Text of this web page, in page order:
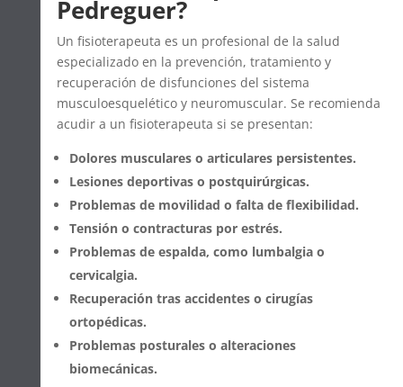
Pedreguer?
Un fisioterapeuta es un profesional de la salud
especializado en la prevención, tratamiento y
recuperación de disfunciones del sistema
musculoesquelético y neuromuscular. Se recomienda
acudir a un fisioterapeuta si se presentan:
Dolores musculares o articulares persistentes.
Lesiones deportivas o postquirúrgicas.
Problemas de movilidad o falta de flexibilidad.
Tensión o contracturas por estrés.
Problemas de espalda, como lumbalgia o
cervicalgia.
Recuperación tras accidentes o cirugías
ortopédicas.
Problemas posturales o alteraciones
biomecánicas.